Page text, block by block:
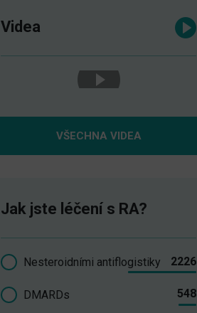
Videa
VŠECHNA VIDEA
Jak jste léčení s RA?
Nesteroidními antiflogistiky 2226
DMARDs 548